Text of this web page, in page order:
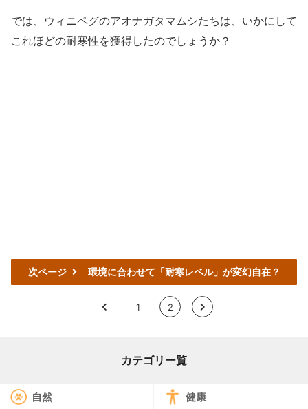
では、ウィニペグのアオナガタマムシたちは、いかにして
これほどの耐寒性を獲得したのでしょうか？
次ページ 環境に合わせて「耐寒レベル」が変幻自在？
< 1 2 >
カテゴリー覧
自然 健康